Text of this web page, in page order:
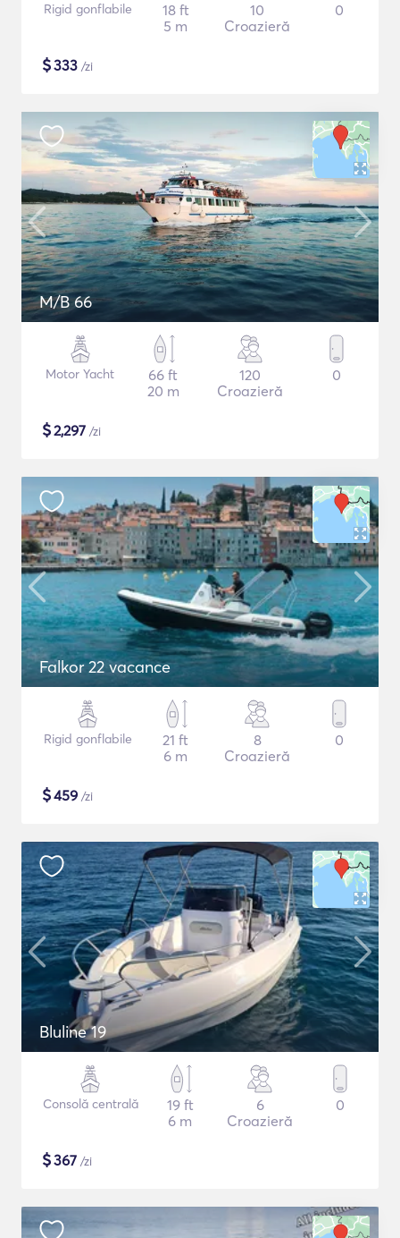
Rigid gonflabile
18 ft
5 m
10
Croazieră
0
$333 /zi
M/B 66
Motor Yacht
66 ft
20 m
120
Croazieră
0
$2,297 /zi
Falkor 22 vacance
Rigid gonflabile
21 ft
6 m
8
Croazieră
0
$459 /zi
Bluline 19
Consolă centrală
19 ft
6 m
6
Croazieră
0
$367 /zi